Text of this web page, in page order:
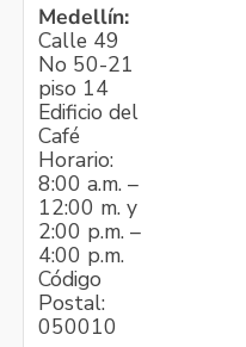
Medellín:
Calle 49
No 50-21
piso 14
Edificio del
Café
Horario:
8:00 a.m. –
12:00 m. y
2:00 p.m. –
4:00 p.m.
Código
Postal:
050010